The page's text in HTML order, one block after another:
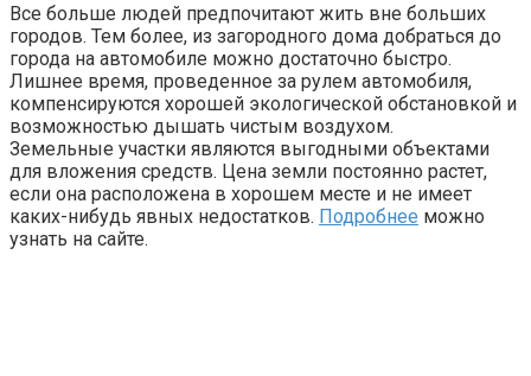
Все больше людей предпочитают жить вне больших
городов. Тем более, из загородного дома добраться до
города на автомобиле можно достаточно быстро.
Лишнее время, проведенное за рулем автомобиля,
компенсируются хорошей экологической обстановкой и
возможностью дышать чистым воздухом.
Земельные участки являются выгодными объектами
для вложения средств. Цена земли постоянно растет,
если она расположена в хорошем месте и не имеет
каких-нибудь явных недостатков. Подробнее можно
узнать на сайте.